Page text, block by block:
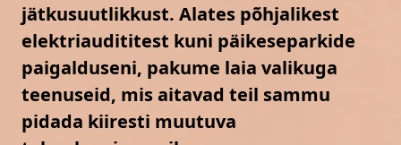
jätkusuutlikkust. Alates põhjalikest
elektriaudititest kuni päikeseparkide
paigalduseni, pakume laia valikuga
teenuseid, mis aitavad teil sammu
pidada kiiresti muutuva